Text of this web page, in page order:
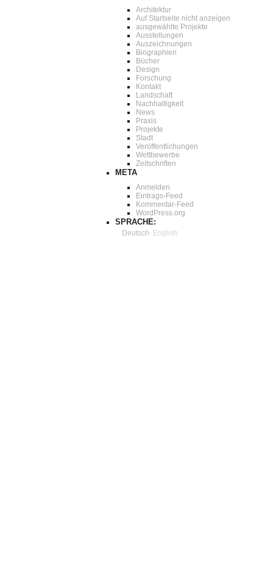
Architektur
Auf Startseite nicht anzeigen
ausgewählte Projekte
Ausstellungen
Auszeichnungen
Biographien
Bücher
Design
Forschung
Kontakt
Landschaft
Nachhaltigkeit
News
Praxis
Projekte
Stadt
Veröffentlichungen
Wettbewerbe
Zeitschriften
META
Anmelden
Eintrags-Feed
Kommentar-Feed
WordPress.org
SPRACHE:
Deutsch English